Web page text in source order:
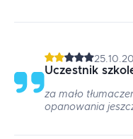
Uczestnik
za mało
opanowania